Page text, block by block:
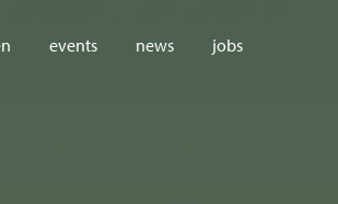
events news jobs